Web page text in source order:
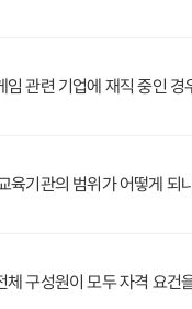
임 관련 기업에 재직 중인
육기관의 범위가 어떻게
체 구성원이 모두 자격 요